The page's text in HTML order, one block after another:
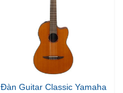
Đàn Guitar Classic Yamaha